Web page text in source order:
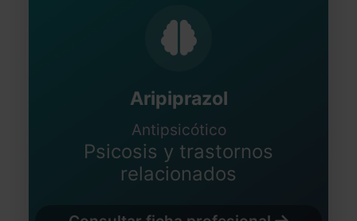
Aripiprazol
Antipsicótico
Psicosis y trastornos
relacionados